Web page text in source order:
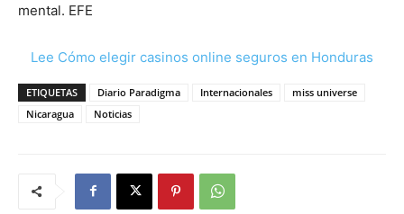
mental. EFE
Lee Cómo elegir casinos online seguros en Honduras
ETIQUETAS Diario Paradigma Internacionales
miss universe
Nicaragua
Noticias